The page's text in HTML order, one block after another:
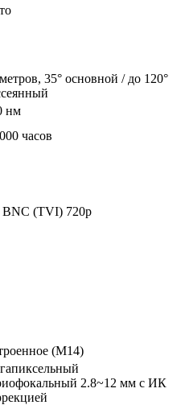
35° основной / до 120°
нм
часов
BNC (TVI) 720p
(М14)
2.8~12 мм c ИК